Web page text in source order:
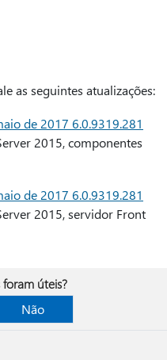
as seguintes atualizações:
de 2017 6.0.9319.281
2015, componentes
de 2017 6.0.9319.281
2015, servidor Front
foram úteis?
Não